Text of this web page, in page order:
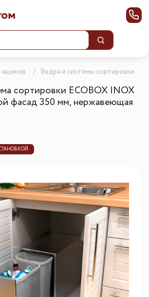
ящиков Ведра и системы сортировки
сортировки ECOBOX INOX
фасад 350 мм, нержавеющая